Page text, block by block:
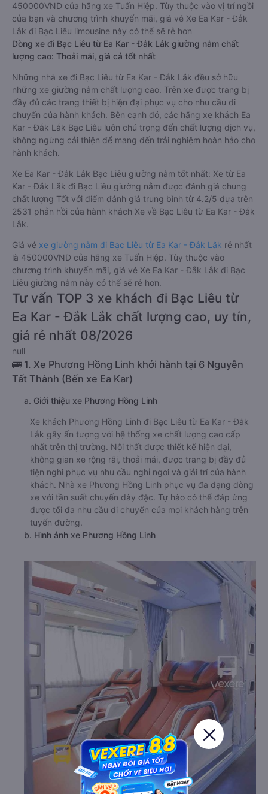
450000VND của hãng xe Tuấn Hiệp. Tùy thuộc vào vị trí ngồi
của bạn và chương trình khuyến mãi, giá vé Xe Ea Kar - Đắk
Lắk đi Bạc Liêu limousine này có thể sẽ rẻ hơn
Dòng xe đi Bạc Liêu từ Ea Kar - Đắk Lắk giường nằm chất
lượng cao: Thoải mái, giá cả tốt nhất
Những nhà xe đi Bạc Liêu từ Ea Kar - Đắk Lắk đều sở hữu
những xe giường nằm chất lượng cao. Trên xe được trang bị
đầy đủ các trang thiết bị hiện đại phục vụ cho nhu cầu di
chuyển của hành khách. Bên cạnh đó, các hãng xe khách Ea
Kar - Đắk Lắk Bạc Liêu luôn chú trọng đến chất lượng dịch vụ,
không ngừng cải thiện để mang đến trải nghiệm hoàn hảo cho
hành khách.
Xe Ea Kar - Đắk Lắk Bạc Liêu giường nằm tốt nhất: Xe từ Ea
Kar - Đắk Lắk đi Bạc Liêu giường nằm được đánh giá chung
chất lượng Tốt với điểm đánh giá trung bình từ 4.2/5 dựa trên
2531 phản hồi của hành khách Xe về Bạc Liêu từ Ea Kar - Đắk
Lắk.
Giá vé xe giường nằm đi Bạc Liêu từ Ea Kar - Đắk Lắk rẻ nhất
là 450000VND của hãng xe Tuấn Hiệp. Tùy thuộc vào
chương trình khuyến mãi, giá vé Xe Ea Kar - Đắk Lắk đi Bạc
Liêu giường nằm này có thể sẽ rẻ hơn.
Tư vấn TOP 3 xe khách đi Bạc Liêu từ
Ea Kar - Đắk Lắk chất lượng cao, uy tín,
giá rẻ nhất 08/2026
null
🚌 1. Xe Phương Hồng Linh khởi hành tại 6 Nguyễn
Tất Thành (Bến xe Ea Kar)
a. Giới thiệu xe Phương Hồng Linh
Xe khách Phương Hồng Linh đi Bạc Liêu từ Ea Kar - Đắk
Lắk gây ấn tượng với hệ thống xe chất lượng cao cấp
nhất trên thị trường. Nội thất được thiết kế hiện đại,
không gian xe rộng rãi, thoải mái, được trang bị đầy đủ
tiện nghi phục vụ nhu cầu nghỉ ngơi và giải trí của hành
khách. Nhà xe Phương Hồng Linh phục vụ đa dạng dòng
xe với tần suất chuyến dày đặc. Tự hào có thể đáp ứng
được tối đa nhu cầu di chuyển của mọi khách hàng trên
tuyến đường.
b. Hình ảnh xe Phương Hồng Linh